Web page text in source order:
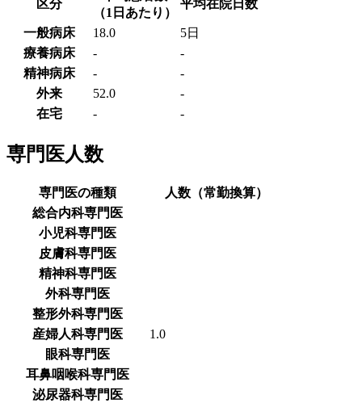
区分
（1日あたり）
平均在院日数
一般病床 18.0
5日
療養病床
-
-
精神病床
-
-
外来
52.0
-
在宅
- -
専門医人数
専門医の種類
人数（常勤換算）
総合内科専門医
小児科専門医
皮膚科専門医
精神科専門医
外科専門医
整形外科専門医
産婦人科専門医
1.0
眼科専門医
耳鼻咽喉科専門医
泌尿器科専門医